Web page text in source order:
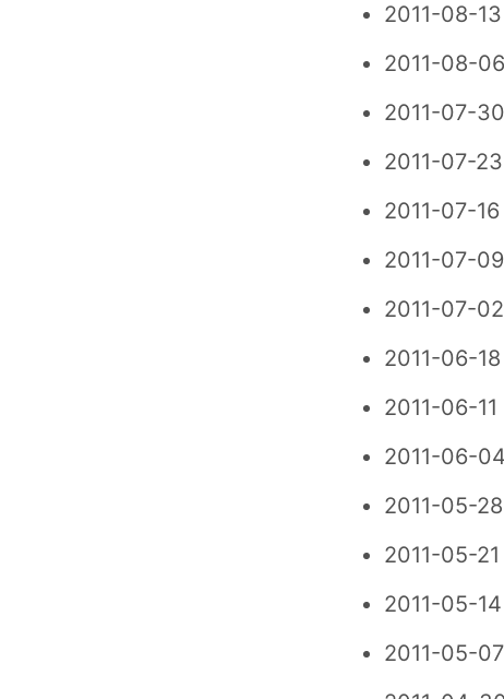
2011-08-
2011-08-
2011-07-
2011-07-
2011-07-
2011-07-
2011-07-
2011-06-
2011-06-
2011-06-
2011-05-
2011-05-
2011-05-
2011-05-